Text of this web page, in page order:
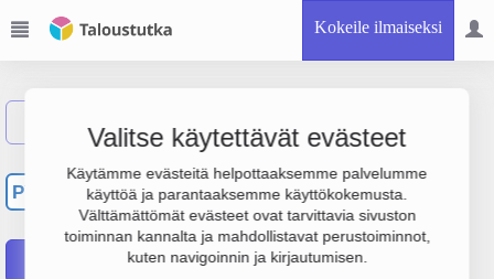
Kokeile ilmaiseksi
Valitse käytettävät evästeet
Käytämme evästeitä helpottaaksemme palvelumme
käyttöä ja parantaaksemme käyttökokemusta.
Välttämättömät evästeet ovat tarvittavia sivuston
toiminnan kannalta ja mahdollistavat perustoiminnot,
kuten navigoinnin ja kirjautumisen.
PY
Puusepänliike Yrjö Lintula
Oy